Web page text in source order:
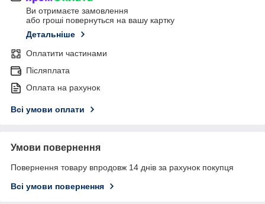
Ви отримаєте замовлення
або гроші повернуться на вашу картку
Детальніше
Оплатити частинами
Післяплата
Оплата на рахунок
Всі умови оплати
Умови повернення
Повернення товару впродовж 14 днів за рахунок покупця
Всі умови повернення